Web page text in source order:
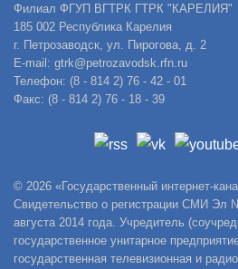
Филиал ФГУП ВГТРК ГТРК "КАРЕЛИЯ"
185 002 Республика Карелия
г. Петрозаводск, ул. Пирогова, д. 2
E-mail: gtrk@petrozavodsk.rfn.ru
Телефон: (8 - 814 2) 76 - 42 - 01
Факс: (8 - 814 2) 76 - 18 - 39
© 2026 «Государственный интернет-
Свидетельство о регистрации СМИ Эл
августа 2014 года. Учредитель
государственное унитарное
государственная телевизионная и